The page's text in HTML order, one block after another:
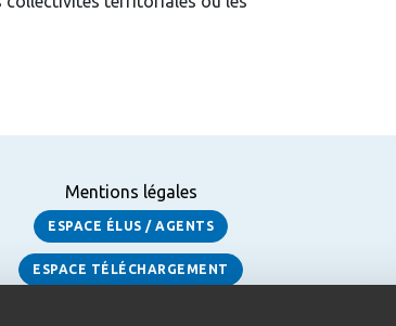
Mentions légales
ESPACE ÉLUS / AGENTS
ESPACE TÉLÉCHARGEMENT